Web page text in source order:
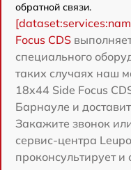
обратной связи.
Focus CDS
специального
таких случаях наш
18x44 Side Focus
Барнауле и
Закажите звонок
сервис-центра
проконсультирует и